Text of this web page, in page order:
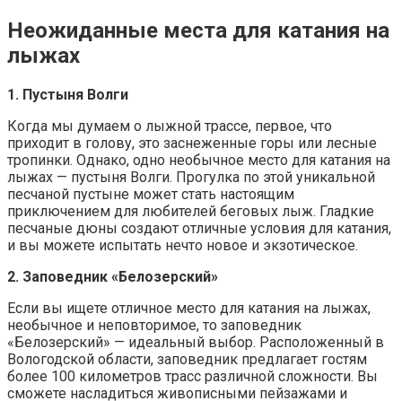
Неожиданные места для катания на
лыжах
1. Пустыня Волги
Когда мы думаем о лыжной трассе, первое, что
приходит в голову, это заснеженные горы или лесные
тропинки. Однако, одно необычное место для катания на
лыжах — пустыня Волги. Прогулка по этой уникальной
песчаной пустыне может стать настоящим
приключением для любителей беговых лыж. Гладкие
песчаные дюны создают отличные условия для катания,
и вы можете испытать нечто новое и экзотическое.
2. Заповедник «Белозерский»
Если вы ищете отличное место для катания на лыжах,
необычное и неповторимое, то заповедник
«Белозерский» — идеальный выбор. Расположенный в
Вологодской области, заповедник предлагает гостям
более 100 километров трасс различной сложности. Вы
сможете насладиться живописными пейзажами и